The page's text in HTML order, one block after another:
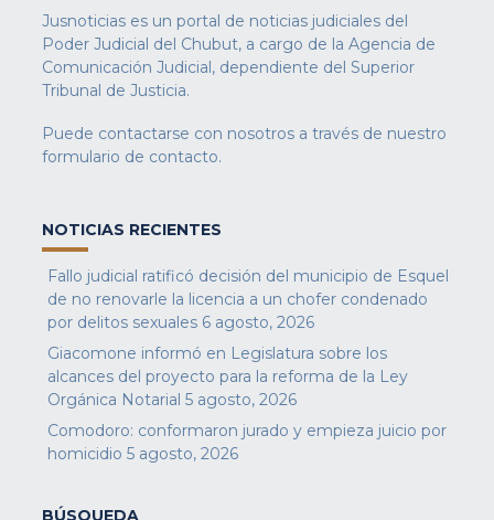
Jusnoticias es un portal de noticias judiciales del
Poder Judicial del Chubut, a cargo de la Agencia de
Comunicación Judicial, dependiente del Superior
Tribunal de Justicia.
Puede contactarse con nosotros a través de nuestro
formulario de contacto.
NOTICIAS RECIENTES
Fallo judicial ratificó decisión del municipio de Esquel
de no renovarle la licencia a un chofer condenado
por delitos sexuales 6 agosto, 2026
Giacomone informó en Legislatura sobre los
alcances del proyecto para la reforma de la Ley
Orgánica Notarial 5 agosto, 2026
Comodoro: conformaron jurado y empieza juicio por
homicidio 5 agosto, 2026